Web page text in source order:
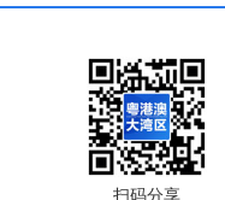
扫码分享